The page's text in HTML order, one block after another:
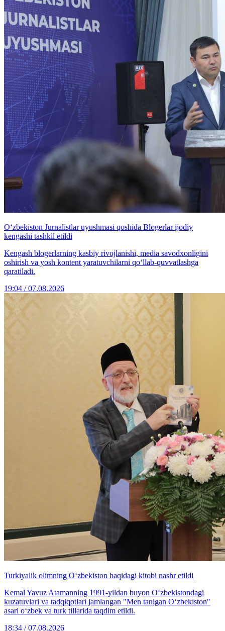
O‘zbekiston Jurnalistlar uyushmasi qoshida Blogerlar ijodiy
kengashi tashkil etildi
Kengash blogerlarning kasbiy rivojlanishi, media savodxonligini
oshirish va yosh kontent yaratuvchilarni qo‘llab-quvvatlashga
qaratiladi.
19:04 / 07.08.2026
Turkiyalik olimning O‘zbekiston haqidagi kitobi nashr etildi
Kemal Yavuz Atamanning 1991-yildan buyon O‘zbekistondagi
kuzatuvlari va tadqiqotlari jamlangan "Men tanigan O‘zbekiston"
asari o‘zbek va turk tillarida taqdim etildi.
18:34 / 07.08.2026